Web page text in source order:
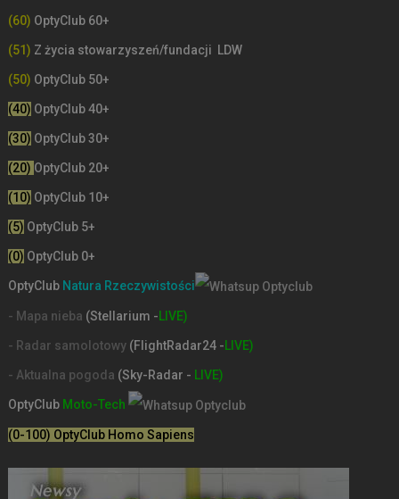
(60) OptyClub 60+
(51) Z życia stowarzyszeń/fundacji LDW
(50) OptyClub 50+
(40) OptyClub 40+
(30) OptyClub 30+
(20) OptyClub 20+
(10) OptyClub 10+
(5) OptyClub 5+
(0) OptyClub 0+
OptyClub Natura Rzeczywistości
- Mapa nieba (Stellarium -LIVE)
- Radar samolotowy (FlightRadar24 -LIVE)
- Aktualna pogoda (Sky-Radar - LIVE)
OptyClub Moto-Tech
(0-100) OptyClub Homo Sapiens